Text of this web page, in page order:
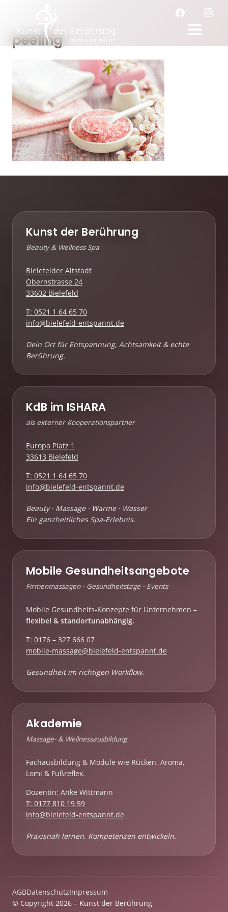
peeling
Kunst der Berührung
Beauty & Wellness Spa
Bielefelder Altstadt
Obernstrasse 24
33602 Bielefeld
T: 0521 1 64 65 70
info@bielefeld-entspannt.de
Dein Ort für Entspannung, Achtsamkeit & echte
Berührung.
KdB im ISHARA
als externer Kooperationspartner
Europa Platz 1
33613 Bielefeld
T: 0521 1 64 65 70
info@bielefeld-entspannt.de
Beauty · Massage · Wärme · Wasser
Ein ganzheitliches Spa-Erlebnis.
Mobile Gesundheitsangebote
Firmenmassagen · Gesundheitstage · Events
Mobile Gesundheits-Konzepte für Unternehmen –
flexibel & standortunabhängig.
T: 0176 – 327 666 07
mobile-massage@bielefeld-entspannt.de
Gesundheit im richtigen Workflow.
Akademie
Massage- & Wellnessausbildung
Fachausbildung & Module wie Rücken, Aroma,
Lomi & Fußreflex.
Dozentin: Anke Wittmann
T: 0177 810 19 59
info@bielefeld-entspannt.de
Praxisnah lernen. Kompetenzen entwickeln.
© Copyright 2026 – Kunst der Berührung
AGBDatenschutzImpressum